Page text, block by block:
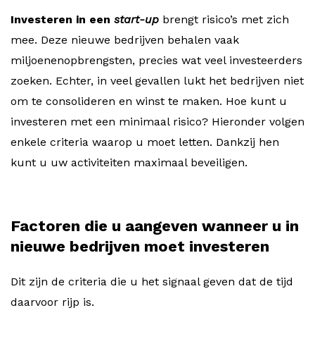
Investeren in een start-up brengt risico’s met zich
mee. Deze nieuwe bedrijven behalen vaak
miljoenenopbrengsten, precies wat veel investeerders
zoeken. Echter, in veel gevallen lukt het bedrijven niet
om te consolideren en winst te maken. Hoe kunt u
investeren met een minimaal risico? Hieronder volgen
enkele criteria waarop u moet letten. Dankzij hen
kunt u uw activiteiten maximaal beveiligen.
Factoren die u aangeven wanneer u in
nieuwe bedrijven moet investeren
Dit zijn de criteria die u het signaal geven dat de tijd
daarvoor rijp is.